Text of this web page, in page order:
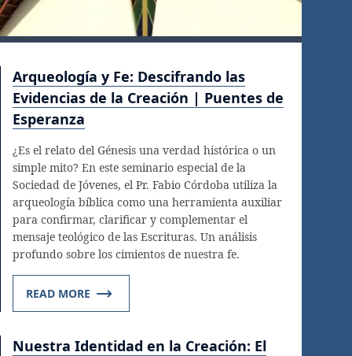
Arqueología y Fe: Descifrando las
Evidencias de la Creación | Puentes de
Esperanza
¿Es el relato del Génesis una verdad histórica o un
simple mito? En este seminario especial de la
Sociedad de Jóvenes, el Pr. Fabio Córdoba utiliza la
arqueología bíblica como una herramienta auxiliar
para confirmar, clarificar y complementar el
mensaje teológico de las Escrituras. Un análisis
profundo sobre los cimientos de nuestra fe.
READ MORE
Nuestra Identidad en la Creación: El